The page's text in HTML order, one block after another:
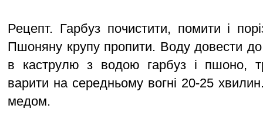
Рецепт. Гарбуз почистити, помити і
Пшоняну крупу пропити. Воду довести до
в каструлю з водою гарбуз і пшоно,
варити на середньому вогні 20-25
медом.